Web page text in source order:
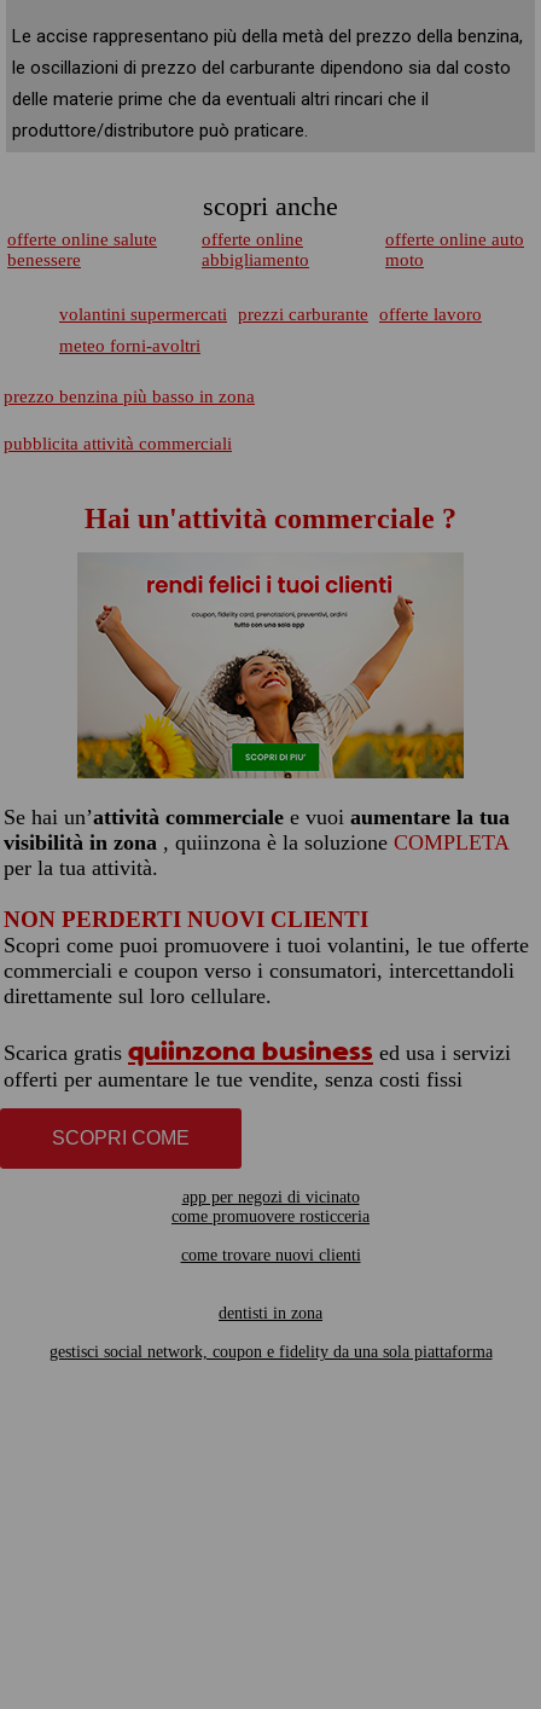
Le accise rappresentano più della metà del prezzo della benzina,
le oscillazioni di prezzo del carburante dipendono sia dal costo
delle materie prime che da eventuali altri rincari che il
produttore/distributore può praticare.
scopri anche
offerte online salute
benessere
offerte online
abbigliamento
offerte online auto
moto
volantini supermercati prezzi carburante
offerte lavoro
meteo forni-avoltri
prezzo benzina più basso in zona
pubblicita attività commerciali
Hai un'attività commerciale ?
Se hai un’attività commerciale e vuoi aumentare la tua
visibilità in zona , quiinzona è la soluzione COMPLETA
per la tua attività.
NON PERDERTI NUOVI CLIENTI
Scopri come puoi promuovere i tuoi volantini, le tue offerte
commerciali e coupon verso i consumatori, intercettandoli
direttamente sul loro cellulare.
Scarica gratis quiinzona business ed usa i servizi
offerti per aumentare le tue vendite, senza costi fissi
SCOPRI COME
app per negozi di vicinato
come promuovere rosticceria
come trovare nuovi clienti
dentisti in zona
gestisci social network, coupon e fidelity da una sola piattaforma